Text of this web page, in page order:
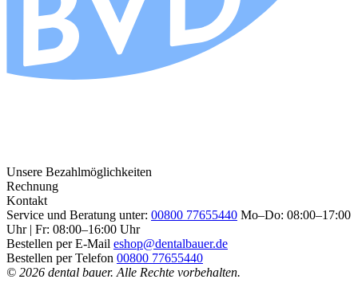
Unsere Bezahlmöglichkeiten
Rechnung
Kontakt
Service und Beratung unter: 00800 77655440 Mo–Do: 08:00–17:00
Uhr | Fr: 08:00–16:00 Uhr
Bestellen per E-Mail eshop@dentalbauer.de
Bestellen per Telefon 00800 77655440
© 2026 dental bauer. Alle Rechte vorbehalten.